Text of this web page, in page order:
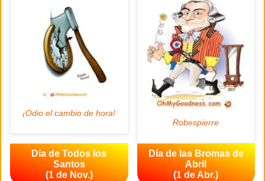
Día de Todos los
Santos
(1 de Nov.)
Día de las Bromas de
Abril
(1 de Abr.)